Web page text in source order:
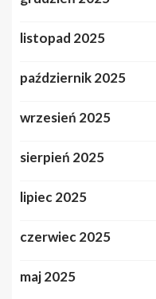
listopad 2025
październik 2025
wrzesień 2025
sierpień 2025
lipiec 2025
czerwiec 2025
maj 2025